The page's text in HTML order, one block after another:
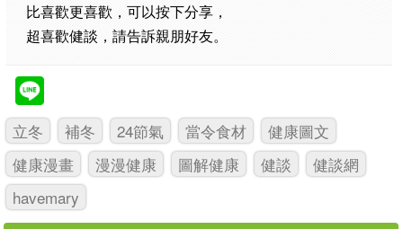
比喜歡更喜歡，可以按下分享，
超喜歡健談，請告訴親朋好友。
立冬 補冬 24節氣 當令食材
健康圖文
健康漫畫
漫漫健康 圖解健康 健談
健談網
havemary